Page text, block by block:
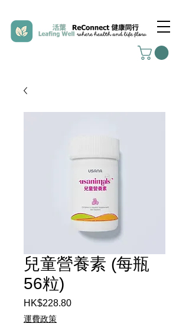
兒童營養素 (每瓶
56粒)
HK$228.80價
運費政策